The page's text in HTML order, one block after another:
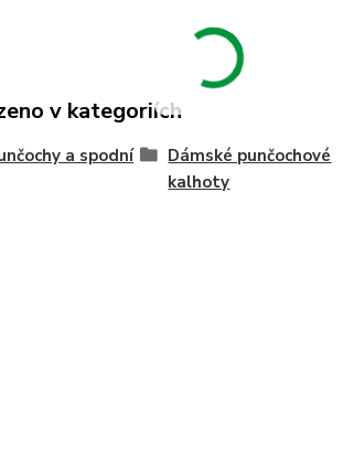
v kategoriích
a spodní
Dámské punčochové
kalhoty